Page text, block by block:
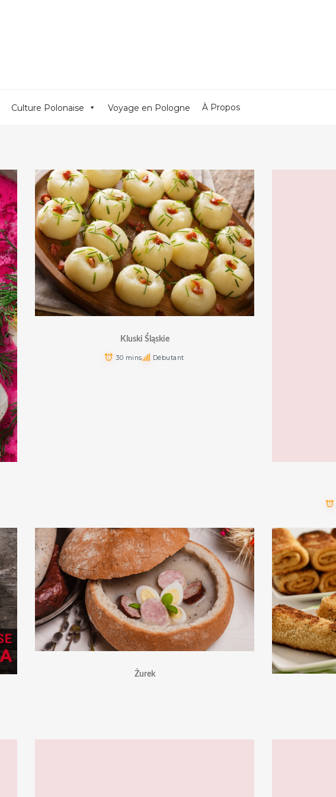
Culture Polonaise Voyage en Pologne À Propos
Kluski Śląskie
30 mins Débutant
Żurek